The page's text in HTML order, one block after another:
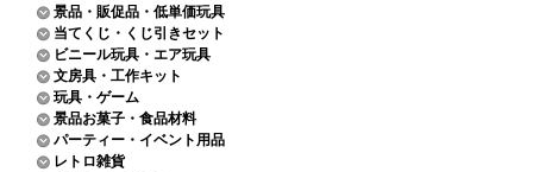
景品・販促品・低単価玩具
当てくじ・くじ引きセット
ビニール玩具・エア玩具
文房具・工作キット
玩具・ゲーム
景品お菓子・食品材料
パーティー・イベント用品
レトロ雑貨